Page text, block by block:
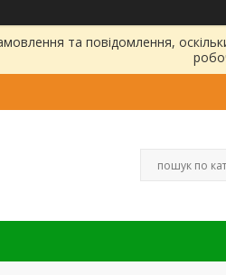
та повідомлення,